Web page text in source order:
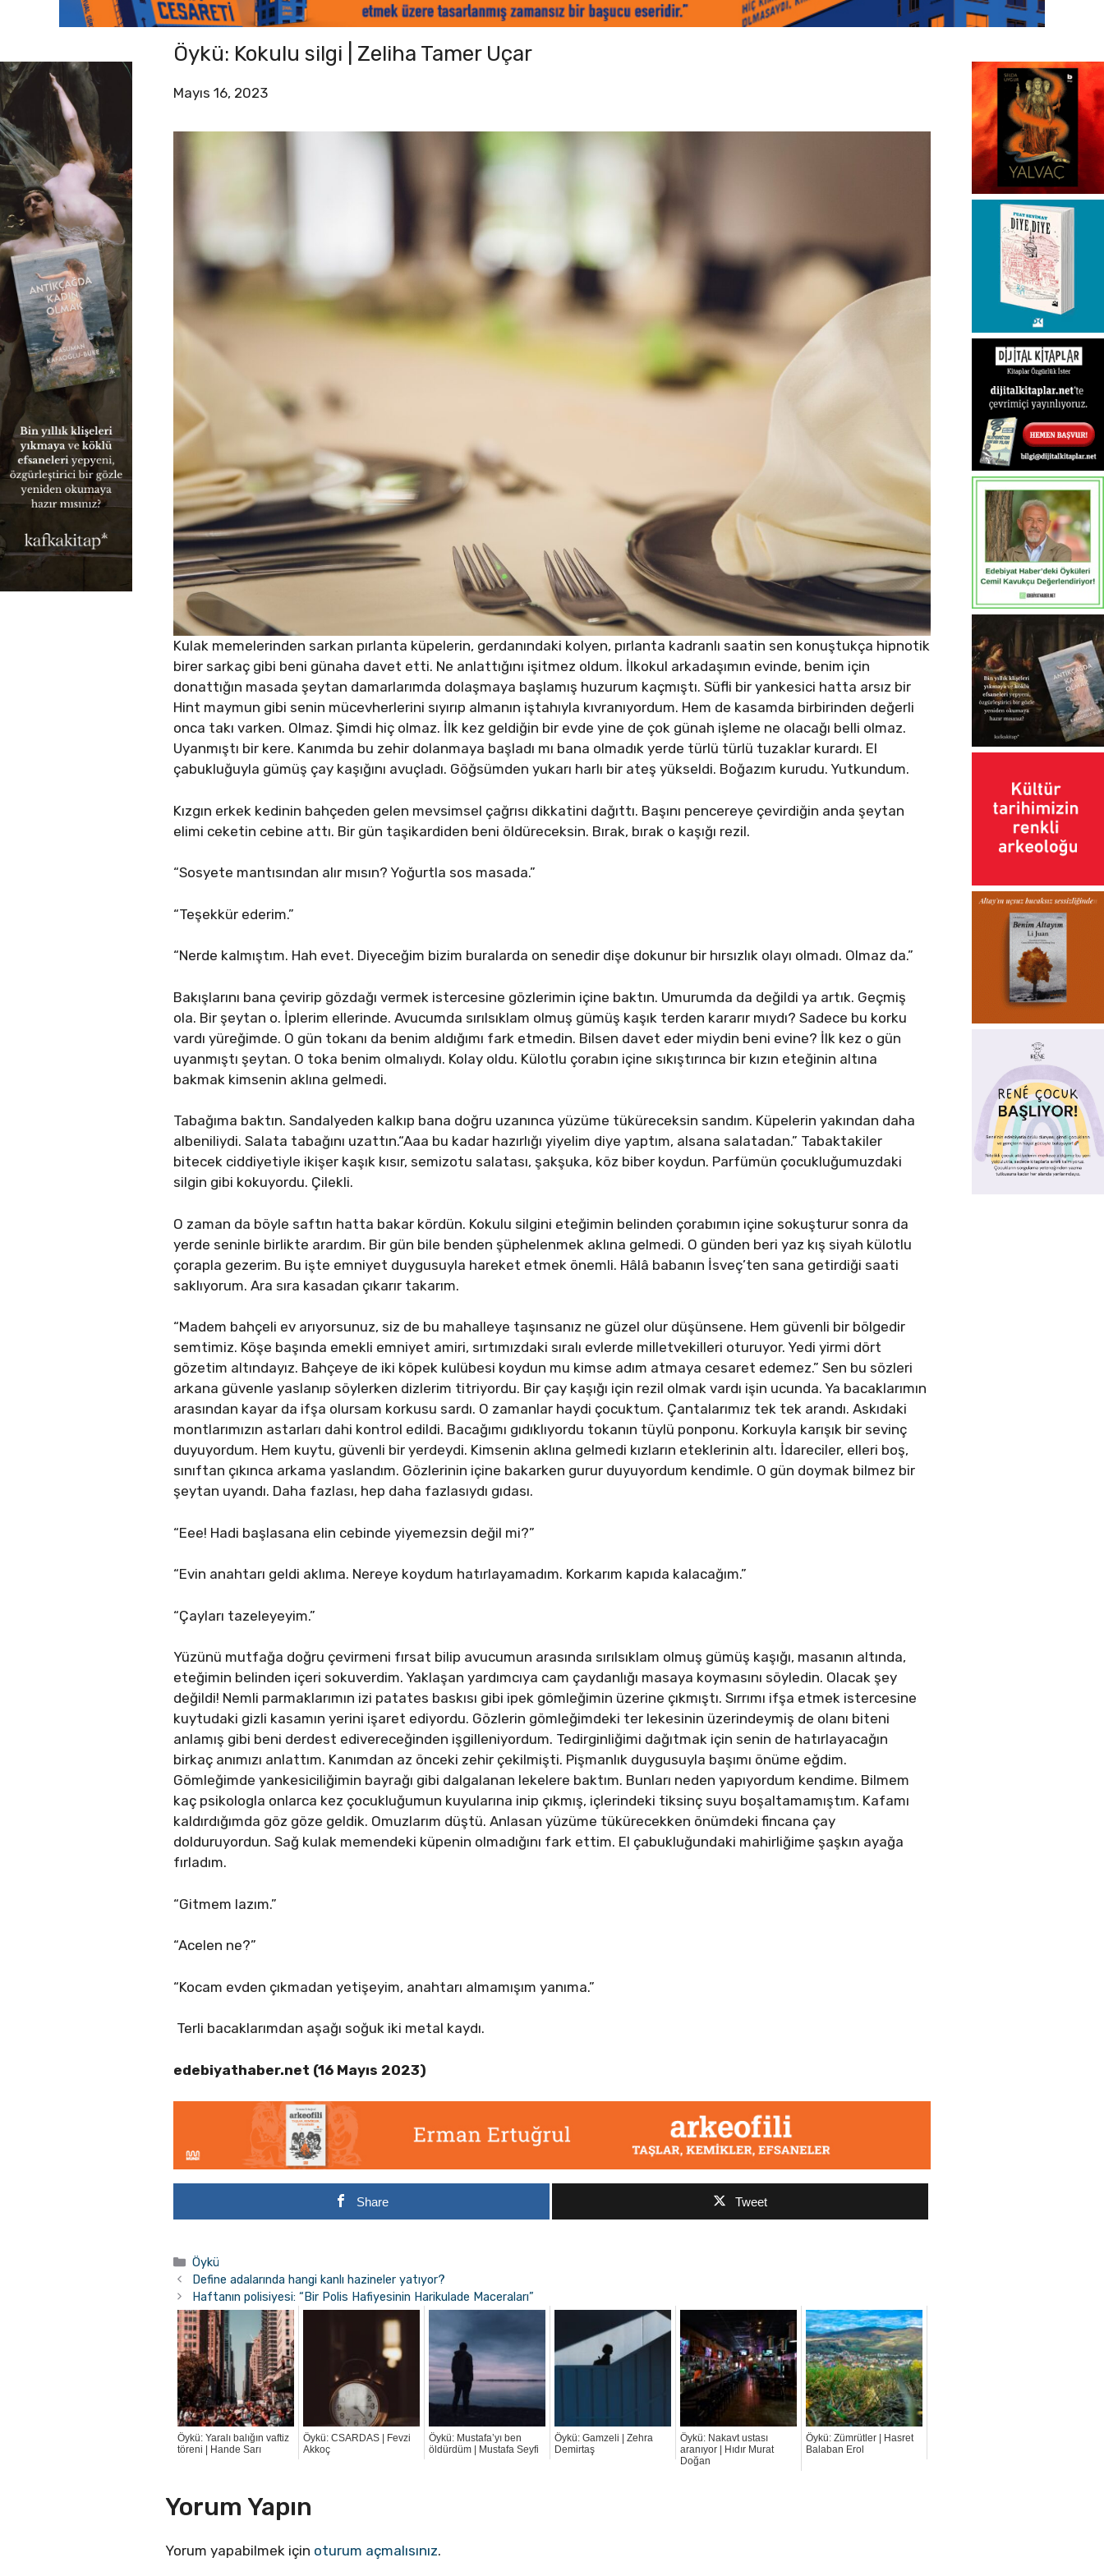
Öykü: Kokulu silgi | Zeliha Tamer Uçar
Mayıs 16, 2023
Kulak memelerinden sarkan pırlanta küpelerin, gerdanındaki kolyen, pırlanta kadranlı saatin sen konuştukça hipnotik
birer sarkaç gibi beni günaha davet etti. Ne anlattığını işitmez oldum. İlkokul arkadaşımın evinde, benim için
donattığın masada şeytan damarlarımda dolaşmaya başlamış huzurum kaçmıştı. Süfli bir yankesici hatta arsız bir
Hint maymun gibi senin mücevherlerini sıyırıp almanın iştahıyla kıvranıyordum. Hem de kasamda birbirinden değerli
onca takı varken. Olmaz. Şimdi hiç olmaz. İlk kez geldiğin bir evde yine de çok günah işleme ne olacağı belli olmaz.
Uyanmıştı bir kere. Kanımda bu zehir dolanmaya başladı mı bana olmadık yerde türlü türlü tuzaklar kurardı. El
çabukluğuyla gümüş çay kaşığını avuçladı. Göğsümden yukarı harlı bir ateş yükseldi. Boğazım kurudu. Yutkundum.
Kızgın erkek kedinin bahçeden gelen mevsimsel çağrısı dikkatini dağıttı. Başını pencereye çevirdiğin anda şeytan
elimi ceketin cebine attı. Bir gün taşikardiden beni öldüreceksin. Bırak, bırak o kaşığı rezil.
“Sosyete mantısından alır mısın? Yoğurtla sos masada.”
“Teşekkür ederim.”
“Nerde kalmıştım. Hah evet. Diyeceğim bizim buralarda on senedir dişe dokunur bir hırsızlık olayı olmadı. Olmaz da.”
Bakışlarını bana çevirip gözdağı vermek istercesine gözlerimin içine baktın. Umurumda da değildi ya artık. Geçmiş
ola. Bir şeytan o. İplerim ellerinde. Avucumda sırılsıklam olmuş gümüş kaşık terden kararır mıydı? Sadece bu korku
vardı yüreğimde. O gün tokanı da benim aldığımı fark etmedin. Bilsen davet eder miydin beni evine? İlk kez o gün
uyanmıştı şeytan. O toka benim olmalıydı. Kolay oldu. Külotlu çorabın içine sıkıştırınca bir kızın eteğinin altına
bakmak kimsenin aklına gelmedi.
Tabağıma baktın. Sandalyeden kalkıp bana doğru uzanınca yüzüme tüküreceksin sandım. Küpelerin yakından daha
albeniliydi. Salata tabağını uzattın.“Aaa bu kadar hazırlığı yiyelim diye yaptım, alsana salatadan.” Tabaktakiler
bitecek ciddiyetiyle ikişer kaşık kısır, semizotu salatası, şakşuka, köz biber koydun. Parfümün çocukluğumuzdaki
silgin gibi kokuyordu. Çilekli.
O zaman da böyle saftın hatta bakar kördün. Kokulu silgini eteğimin belinden çorabımın içine sokuşturur sonra da
yerde seninle birlikte arardım. Bir gün bile benden şüphelenmek aklına gelmedi. O günden beri yaz kış siyah külotlu
çorapla gezerim. Bu işte emniyet duygusuyla hareket etmek önemli. Hâlâ babanın İsveç’ten sana getirdiği saati
saklıyorum. Ara sıra kasadan çıkarır takarım.
“Madem bahçeli ev arıyorsunuz, siz de bu mahalleye taşınsanız ne güzel olur düşünsene. Hem güvenli bir bölgedir
semtimiz. Köşe başında emekli emniyet amiri, sırtımızdaki sıralı evlerde milletvekilleri oturuyor. Yedi yirmi dört
gözetim altındayız. Bahçeye de iki köpek kulübesi koydun mu kimse adım atmaya cesaret edemez.” Sen bu sözleri
arkana güvenle yaslanıp söylerken dizlerim titriyordu. Bir çay kaşığı için rezil olmak vardı işin ucunda. Ya bacaklarımın
arasından kayar da ifşa olursam korkusu sardı. O zamanlar haydi çocuktum. Çantalarımız tek tek arandı. Askıdaki
montlarımızın astarları dahi kontrol edildi. Bacağımı gıdıklıyordu tokanın tüylü ponponu. Korkuyla karışık bir sevinç
duyuyordum. Hem kuytu, güvenli bir yerdeydi. Kimsenin aklına gelmedi kızların eteklerinin altı. İdareciler, elleri boş,
sınıftan çıkınca arkama yaslandım. Gözlerinin içine bakarken gurur duyuyordum kendimle. O gün doymak bilmez bir
şeytan uyandı. Daha fazlası, hep daha fazlasıydı gıdası.
“Eee! Hadi başlasana elin cebinde yiyemezsin değil mi?”
“Evin anahtarı geldi aklıma. Nereye koydum hatırlayamadım. Korkarım kapıda kalacağım.”
“Çayları tazeleyeyim.”
Yüzünü mutfağa doğru çevirmeni fırsat bilip avucumun arasında sırılsıklam olmuş gümüş kaşığı, masanın altında,
eteğimin belinden içeri sokuverdim. Yaklaşan yardımcıya cam çaydanlığı masaya koymasını söyledin. Olacak şey
değildi! Nemli parmaklarımın izi patates baskısı gibi ipek gömleğimin üzerine çıkmıştı. Sırrımı ifşa etmek istercesine
kuytudaki gizli kasamın yerini işaret ediyordu. Gözlerin gömleğimdeki ter lekesinin üzerindeymiş de olanı biteni
anlamış gibi beni derdest edivereceğinden işgilleniyordum. Tedirginliğimi dağıtmak için senin de hatırlayacağın
birkaç anımızı anlattım. Kanımdan az önceki zehir çekilmişti. Pişmanlık duygusuyla başımı önüme eğdim.
Gömleğimde yankesiciliğimin bayrağı gibi dalgalanan lekelere baktım. Bunları neden yapıyordum kendime. Bilmem
kaç psikologla onlarca kez çocukluğumun kuyularına inip çıkmış, içlerindeki tiksinç suyu boşaltamamıştım. Kafamı
kaldırdığımda göz göze geldik. Omuzlarım düştü. Anlasan yüzüme tükürecekken önümdeki fincana çay
dolduruyordun. Sağ kulak memendeki küpenin olmadığını fark ettim. El çabukluğundaki mahirliğime şaşkın ayağa
fırladım.
“Gitmem lazım.”
“Acelen ne?”
“Kocam evden çıkmadan yetişeyim, anahtarı almamışım yanıma.”
Terli bacaklarımdan aşağı soğuk iki metal kaydı.
edebiyathaber.net (16 Mayıs 2023)
Share Tweet
Kategoriler
Öykü
Define adalarında hangi kanlı hazineler yatıyor?
Haftanın polisiyesi: “Bir Polis Hafiyesinin Harikulade Maceraları”
Öykü: Yaralı balığın vaftiz
töreni | Hande Sarı
Öykü: CSARDAS | Fevzi
Akkoç
Öykü: Mustafa’yı ben
öldürdüm | Mustafa Seyfi
Öykü: Gamzeli | Zehra
Demirtaş
Öykü: Nakavt ustası
aranıyor | Hıdır Murat
Doğan
Öykü: Zümrütler | Hasret
Balaban Erol
Yorum Yapın
Yorum yapabilmek için oturum açmalısınız.